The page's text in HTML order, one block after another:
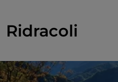
Ridracoli